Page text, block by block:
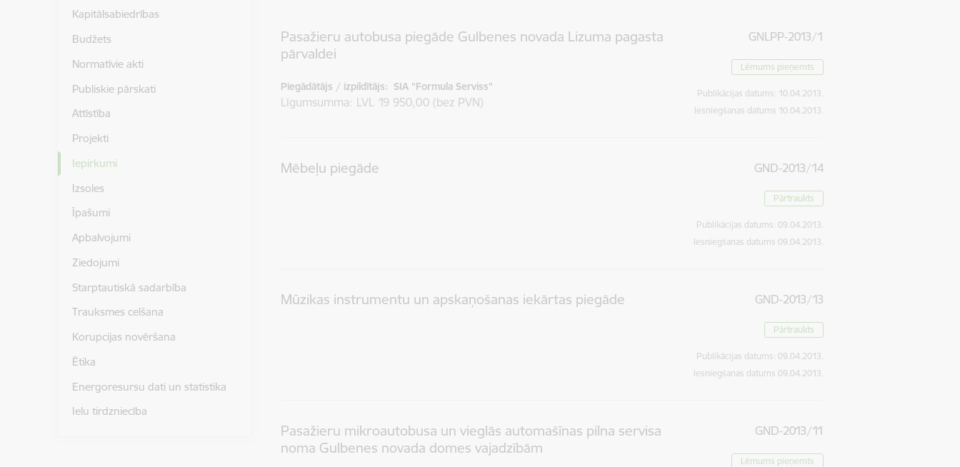
Kapitālsabiedrības
Budžets
Normatīvie akti
Publiskie pārskati
Attīstība
Projekti
Iepirkumi
Izsoles
Īpašumi
Apbalvojumi
Ziedojumi
Starptautiskā sadarbība
Trauksmes celšana
Korupcijas novēršana
Ētika
Energoresursu dati un statistika
Ielu tirdzniecība
Pasažieru autobusa piegāde Gulbenes novada Lizuma pagasta
pārvaldei
Piegādātājs / izpildītājs: SIA "Formula Serviss"
Līgumsumma LVL 19 950,00 (bez PVN)
GNLPP-2013/1
Lēmums pieņemts
Publikācijas datums: 10.04.2013.
Iesniegšanas datums 10.04.2013.
Mēbeļu piegāde GND-2013/14
Pārtraukts
Publikācijas datums: 09.04.2013.
Iesniegšanas datums 09.04.2013.
Mūzikas instrumentu un apskaņošanas iekārtas piegāde GND-2013/13
Pārtraukts
Publikācijas datums: 09.04.2013.
Iesniegšanas datums 09.04.2013.
Pasažieru mikroautobusa un vieglās automašīnas pilna servisa
noma Gulbenes novada domes vajadzībām
GND-2013/11
Lēmums pieņemts